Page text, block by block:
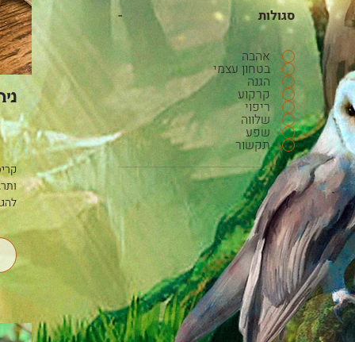
-
סגולות
אהבה
בטחון עצמי
הגנה
קרקוע
ריפוי
שלווה
שפע
תקשור